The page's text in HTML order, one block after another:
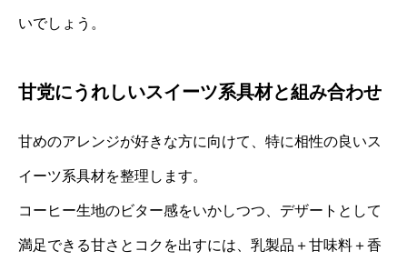
いでしょう。
甘党にうれしいスイーツ系具材と組み合わせ
甘めのアレンジが好きな方に向けて、特に相性の良いス
イーツ系具材を整理します。
コーヒー生地のビター感をいかしつつ、デザートとして
満足できる甘さとコクを出すには、乳製品＋甘味料＋香